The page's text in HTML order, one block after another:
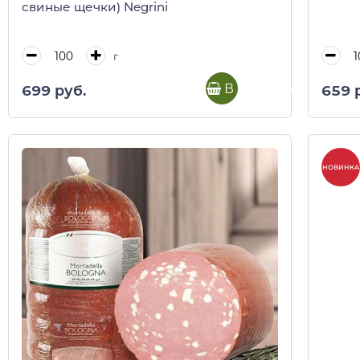
свиные щечки) Negrini
г
699 руб. В корзину 659
НОВИНКА